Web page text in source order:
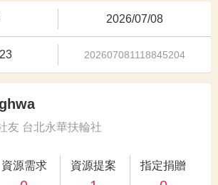
2026/07/08
202607081118845204
友 台北永華扶輪社
資源需求 資源提案 指定捐贈